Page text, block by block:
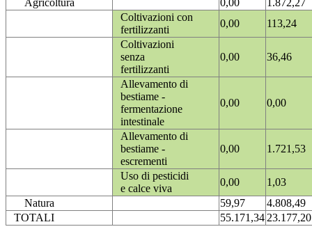
Agricoltura 0,00
1.872,27
Coltivazioni con
fertilizzanti
0,00
113,24
Coltivazioni
senza
fertilizzanti
0,00 36,46
Allevamento di
bestiame -
fermentazione
intestinale
0,00 0,00
Allevamento di
bestiame -
escrementi
0,00 1.721,53
Uso di pesticidi
e calce viva
0,00
1,03
Natura
59,97
4.808,49
TOTALI
55.171,3423.177,20